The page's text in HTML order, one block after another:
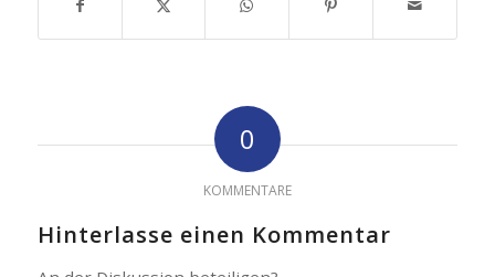
0
KOMMENTARE
Hinterlasse einen Kommentar